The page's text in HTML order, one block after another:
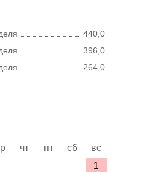
440,0
396,0
264,0
чт пт сб
вс
1